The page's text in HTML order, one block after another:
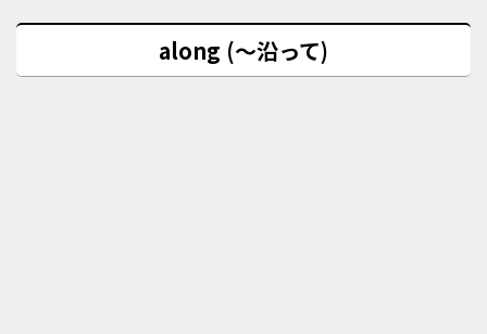
along (～沿って)